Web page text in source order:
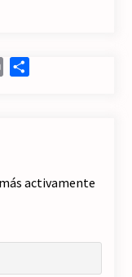
Print
activamente